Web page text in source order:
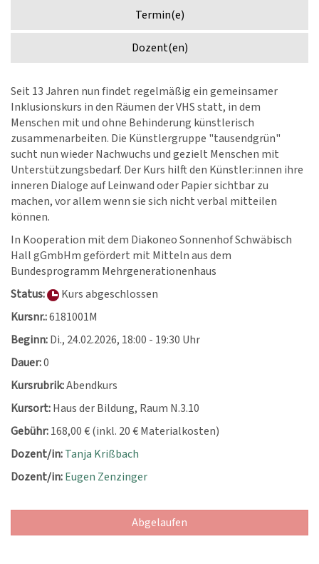
Termin(e)
Dozent(en)
Seit 13 Jahren nun findet regelmäßig ein gemeinsamer
Inklusionskurs in den Räumen der VHS statt, in dem
Menschen mit und ohne Behinderung künstlerisch
zusammenarbeiten. Die Künstlergruppe "tausendgrün"
sucht nun wieder Nachwuchs und gezielt Menschen mit
Unterstützungsbedarf. Der Kurs hilft den Künstler:innen ihre
inneren Dialoge auf Leinwand oder Papier sichtbar zu
machen, vor allem wenn sie sich nicht verbal mitteilen
können.
In Kooperation mit dem Diakoneo Sonnenhof Schwäbisch
Hall gGmbHm gefördert mit Mitteln aus dem
Bundesprogramm Mehrgenerationenhaus
Status:
Kurs abgeschlossen
Kursnr.:6181001M
Beginn:Di., 24.02.2026, 18:00 - 19:30 Uhr
Dauer:0
Kursrubrik:Abendkurs
Kursort:Haus der Bildung, Raum N.3.10
Gebühr:168,00 € (inkl. 20 € Materialkosten)
Dozent/in:Tanja Krißbach
Dozent/in:Eugen Zenzinger
Abgelaufen